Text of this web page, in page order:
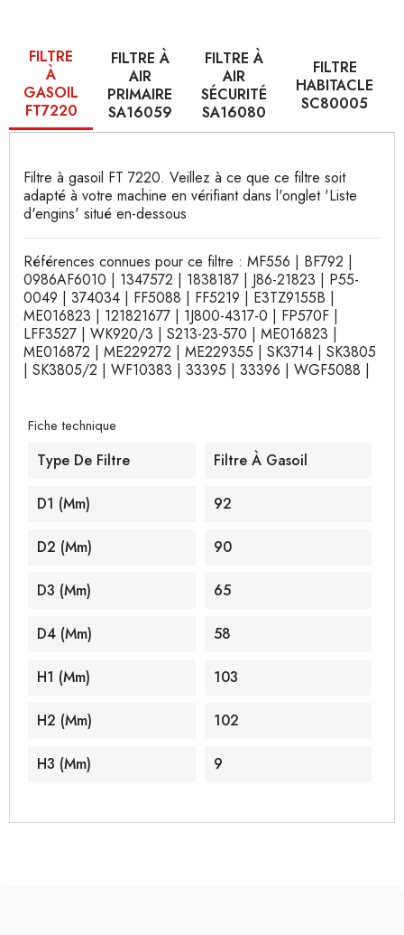
FILTRE
À
GASOIL
FT7220
FILTRE À
AIR
PRIMAIRE
SA16059
FILTRE À
AIR
SÉCURITÉ
SA16080
FILTRE
HABITACLE
SC80005
Filtre à gasoil FT 7220. Veillez à ce que ce filtre soit
adapté à votre machine en vérifiant dans l'onglet 'Liste
d'engins' situé en-dessous
Références connues pour ce filtre : MF556 | BF792 |
0986AF6010 | 1347572 | 1838187 | J86-21823 | P55-
0049 | 374034 | FF5088 | FF5219 | E3TZ9155B |
ME016823 | 121821677 | 1J800-4317-0 | FP570F |
LFF3527 | WK920/3 | S213-23-570 | ME016823 |
ME016872 | ME229272 | ME229355 | SK3714 | SK3805
| SK3805/2 | WF10383 | 33395 | 33396 | WGF5088 |
Fiche technique
Type De Filtre Filtre À Gasoil
D1 (mm) 92
D2 (mm) 90
D3 (mm) 65
D4 (mm) 58
H1 (mm) 103
H2 (mm) 102
H3 (mm) 9